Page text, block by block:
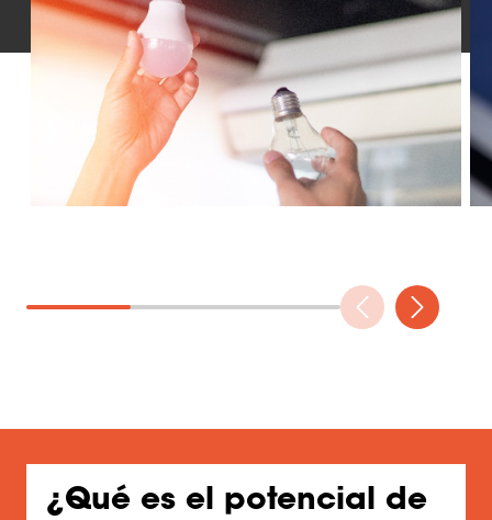
¿Qué es el potencial de